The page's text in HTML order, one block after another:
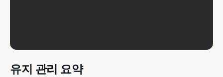
유지 관리 요약